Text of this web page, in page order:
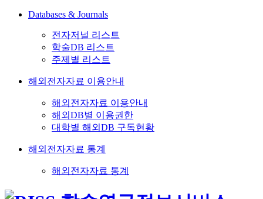
Databases & Journals
전자저널 리스트
학술DB 리스트
주제별 리스트
해외전자자료 이용안내
해외전자자료 이용안내
해외DB별 이용권한
대학별 해외DB 구독현황
해외전자자료 통계
해외전자자료 통계